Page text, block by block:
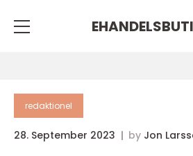
redaktionel
28. September 2023 by Jon